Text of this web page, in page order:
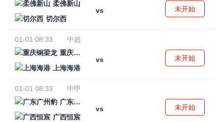
柔佛新山
vs
切尔西
未开始
01-01 08:33
中超
重庆铜梁龙
vs
上海海港
未开始
01-01 08:33
中甲
广东广州豹
vs
广西恒宸
未开始